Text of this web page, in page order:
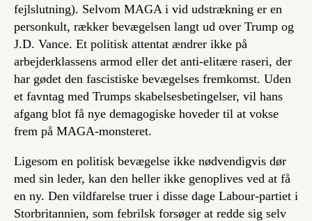
fejlslutning). Selvom MAGA i vid udstrækning er en
personkult, rækker bevægelsen langt ud over Trump og
J.D. Vance. Et politisk attentat ændrer ikke på
arbejderklassens armod eller det anti-elitære raseri, der
har gødet den fascistiske bevægelses fremkomst. Uden
et favntag med Trumps skabelsesbetingelser, vil hans
afgang blot få nye demagogiske hoveder til at vokse
frem på MAGA-monsteret.
Ligesom en politisk bevægelse ikke nødvendigvis dør
med sin leder, kan den heller ikke genoplives ved at få
en ny. Den vildfarelse truer i disse dage Labour-partiet i
Storbritannien, som febrilsk forsøger at redde sig selv